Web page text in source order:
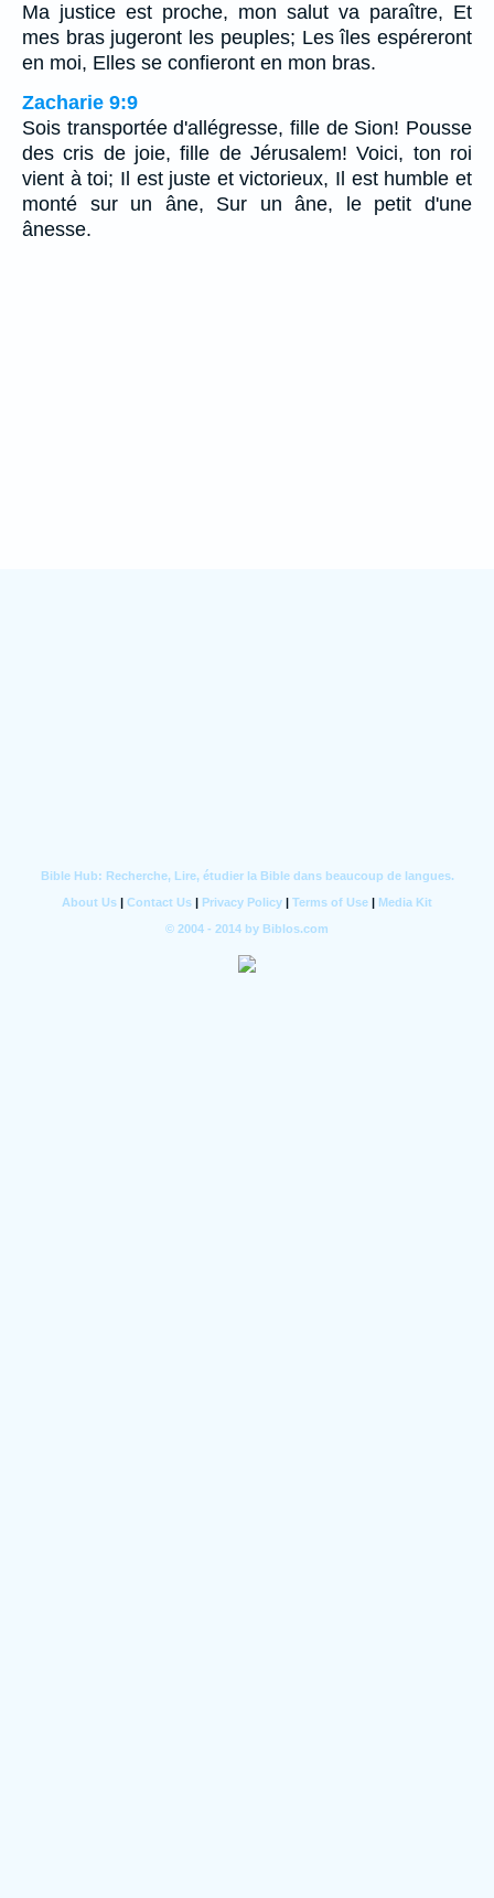
Ma justice est proche, mon salut va paraître, Et
mes bras jugeront les peuples; Les îles espéreront
en moi, Elles se confieront en mon bras.
Zacharie 9:9
Sois transportée d'allégresse, fille de Sion! Pousse
des cris de joie, fille de Jérusalem! Voici, ton roi
vient à toi; Il est juste et victorieux, Il est humble et
monté sur un âne, Sur un âne, le petit d'une
ânesse.